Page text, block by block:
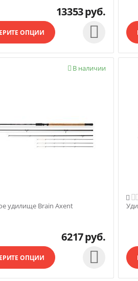
13353руб.
ОПЦИИ 
В наличии

удилище Brain Axent
6217руб.
ОПЦИИ 
